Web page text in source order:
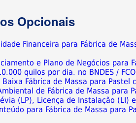
Opcionais
Financeira para Fábrica de
e Plano de Negócios para
quilos por dia. no BNDES / FCO
Fábrica de Massa para
de Fábrica de Massa para
(LP), Licença de Instalação (LI)
para Fábrica de Massa para